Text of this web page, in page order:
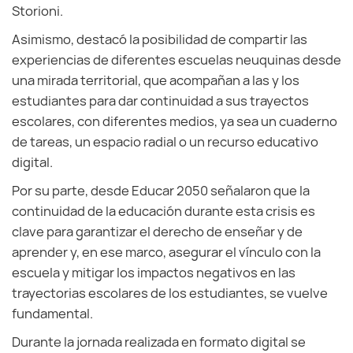
Storioni.
Asimismo, destacó la posibilidad de compartir las
experiencias de diferentes escuelas neuquinas desde
una mirada territorial, que acompañan a las y los
estudiantes para dar continuidad a sus trayectos
escolares, con diferentes medios, ya sea un cuaderno
de tareas, un espacio radial o un recurso educativo
digital.
Por su parte, desde Educar 2050 señalaron que la
continuidad de la educación durante esta crisis es
clave para garantizar el derecho de enseñar y de
aprender y, en ese marco, asegurar el vínculo con la
escuela y mitigar los impactos negativos en las
trayectorias escolares de los estudiantes, se vuelve
fundamental.
Durante la jornada realizada en formato digital se